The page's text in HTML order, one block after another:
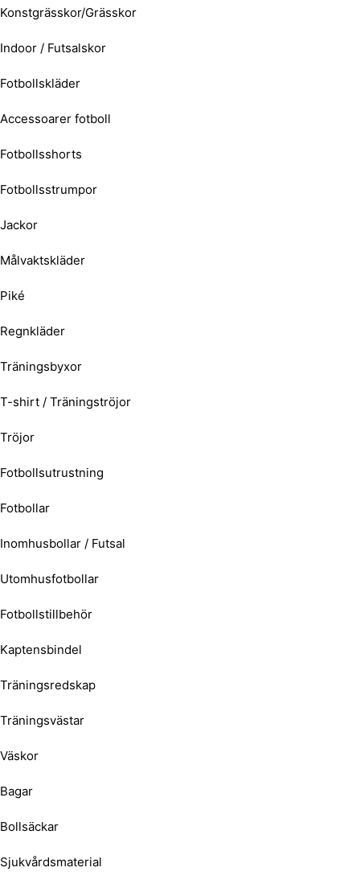
Konstgrässkor/Grässkor
Indoor / Futsalskor
Fotbollskläder
Accessoarer fotboll
Fotbollsshorts
Fotbollsstrumpor
Jackor
Målvaktskläder
Piké
Regnkläder
Träningsbyxor
T-shirt / Träningströjor
Tröjor
Fotbollsutrustning
Fotbollar
Inomhusbollar / Futsal
Utomhusfotbollar
Fotbollstillbehör
Kaptensbindel
Träningsredskap
Träningsvästar
Väskor
Bagar
Bollsäckar
Sjukvårdsmaterial